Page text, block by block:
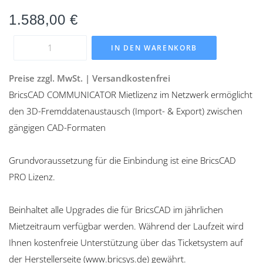
1.588,00 €
IN DEN WARENKORB
Preise zzgl. MwSt. | Versandkostenfrei
BricsCAD COMMUNICATOR Mietlizenz im Netzwerk ermöglicht
den 3D-Fremddatenaustausch (Import- & Export) zwischen
gängigen CAD-Formaten
Grundvoraussetzung für die Einbindung ist eine BricsCAD
PRO Lizenz.
Beinhaltet alle Upgrades die für BricsCAD im jährlichen
Mietzeitraum verfügbar werden. Während der Laufzeit wird
Ihnen kostenfreie Unterstützung über das Ticketsystem auf
der Herstellerseite (www.bricsys.de) gewährt.